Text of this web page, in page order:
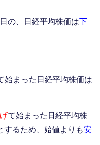
の、日経平均株価は 下
始まった日経平均株価は
て始まった日経平均株
するため、始値よりも安